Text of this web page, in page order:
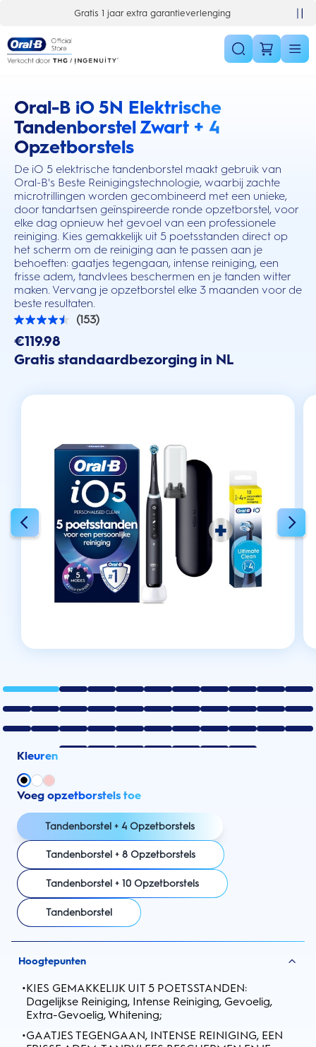
Gratis 1 jaar extra garantieverlenging
Oral-B iO 5N Elektrische
Tandenborstel Zwart + 4
Opzetborstels
De iO 5 elektrische tandenborstel maakt gebruik van
Oral-B's Beste Reinigingstechnologie, waarbij zachte
microtrillingen worden gecombineerd met een unieke,
door tandartsen geïnspireerde ronde opzetborstel, voor
elke dag opnieuw het gevoel van een professionele
reiniging. Kies gemakkelijk uit 5 poetsstanden direct op
het scherm om de reiniging aan te passen aan je
behoeften: gaatjes tegengaan, intense reiniging, een
frisse adem, tandvlees beschermen en je tanden witter
maken. Vervang je opzetborstel elke 3 maanden voor de
beste resultaten.
this action will scroll you to the reviews section
(153)
4.5
van
de
5
sterren.
€119.98
Gratis standaardbezorging in NL
Kleuren
Voeg opzetborstels toe
Tandenborstel + 4 Opzetborstels
Tandenborstel + 8 Opzetborstels
Tandenborstel + 10 Opzetborstels
Tandenborstel
Hoogtepunten
•KIES GEMAKKELIJK UIT 5 POETSSTANDEN:
Dagelijkse Reiniging, Intense Reiniging, Gevoelig,
Extra-Gevoelig, Whitening;
•GAATJES TEGENGAAN, INTENSE REINIGING, EEN